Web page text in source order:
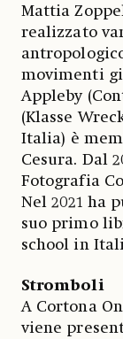
Mattia
realizzato
movimenti
Appleby
(Klasse
Italia) è
Cesura. Dal
Fotografia
Nel 2021 ha
suo primo
school in
Stromboli
A Cortona
viene